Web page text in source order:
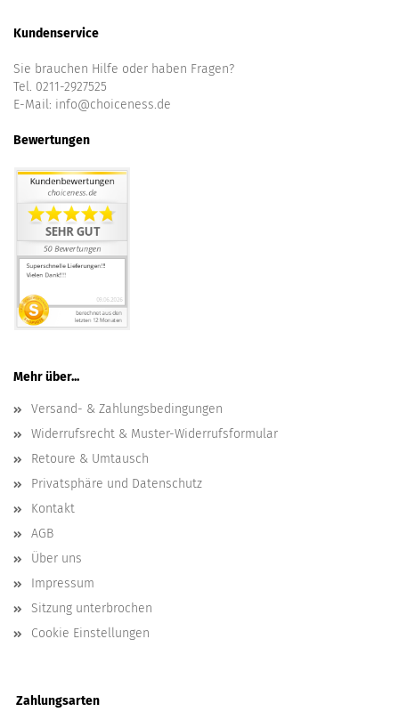
Kundenservice
Sie brauchen Hilfe oder haben Fragen?
Tel. 0211-2927525
E-Mail: info@choiceness.de
Bewertungen
Mehr über...
Versand- & Zahlungsbedingungen
Widerrufsrecht & Muster-Widerrufsformular
Retoure & Umtausch
Privatsphäre und Datenschutz
Kontakt
AGB
Über uns
Impressum
Sitzung unterbrochen
Cookie Einstellungen
Zahlungsarten